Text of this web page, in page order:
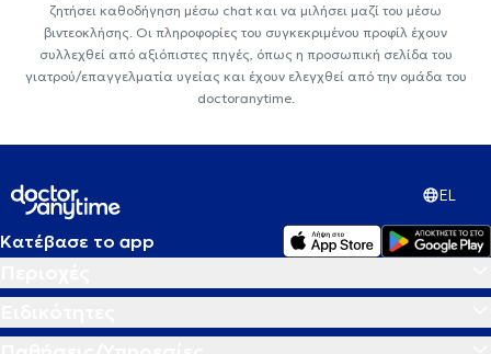
ζητήσει καθοδήγηση μέσω chat και να μιλήσει μαζί του μέσω
βιντεοκλήσης. Οι πληροφορίες του συγκεκριμένου προφίλ έχουν
συλλεχθεί από αξιόπιστες πηγές, όπως η προσωπική σελίδα του
γιατρού/επαγγελματία υγείας και έχουν ελεγχθεί από την ομάδα του
doctoranytime.
EL
Κατέβασε το app